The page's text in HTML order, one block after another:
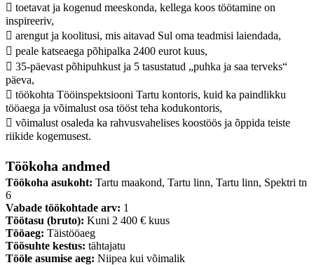
 toetavat ja kogenud meeskonda, kellega koos töötamine on
inspireeriv,
 arengut ja koolitusi, mis aitavad Sul oma teadmisi laiendada,
 peale katseaega põhipalka 2400 eurot kuus,
 35-päevast põhipuhkust ja 5 tasustatud „puhka ja saa terveks“
päeva,
 töökohta Tööinspektsiooni Tartu kontoris, kuid ka paindlikku
tööaega ja võimalust osa tööst teha kodukontoris,
 võimalust osaleda ka rahvusvahelises koostöös ja õppida teiste
riikide kogemusest.
Töökoha andmed
Töökoha asukoht: Tartu maakond, Tartu linn, Tartu linn, Spektri tn
6
Vabade töökohtade arv: 1
Töötasu (bruto): Kuni 2 400 € kuus
Tööaeg: Täistööaeg
Töösuhte kestus: tähtajatu
Tööle asumise aeg: Niipea kui võimalik